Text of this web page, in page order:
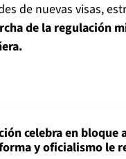
de nuevas visas,
de la regulación
celebra en bloque
y oficialismo le